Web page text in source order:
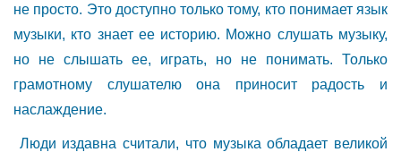
не просто. Это доступно только тому, кто понимает язык
музыки, кто знает ее историю. Можно слушать музыку,
но не слышать ее, играть, но не понимать. Только
грамотному слушателю она приносит радость и
наслаждение.
Люди издавна считали, что музыка обладает великой